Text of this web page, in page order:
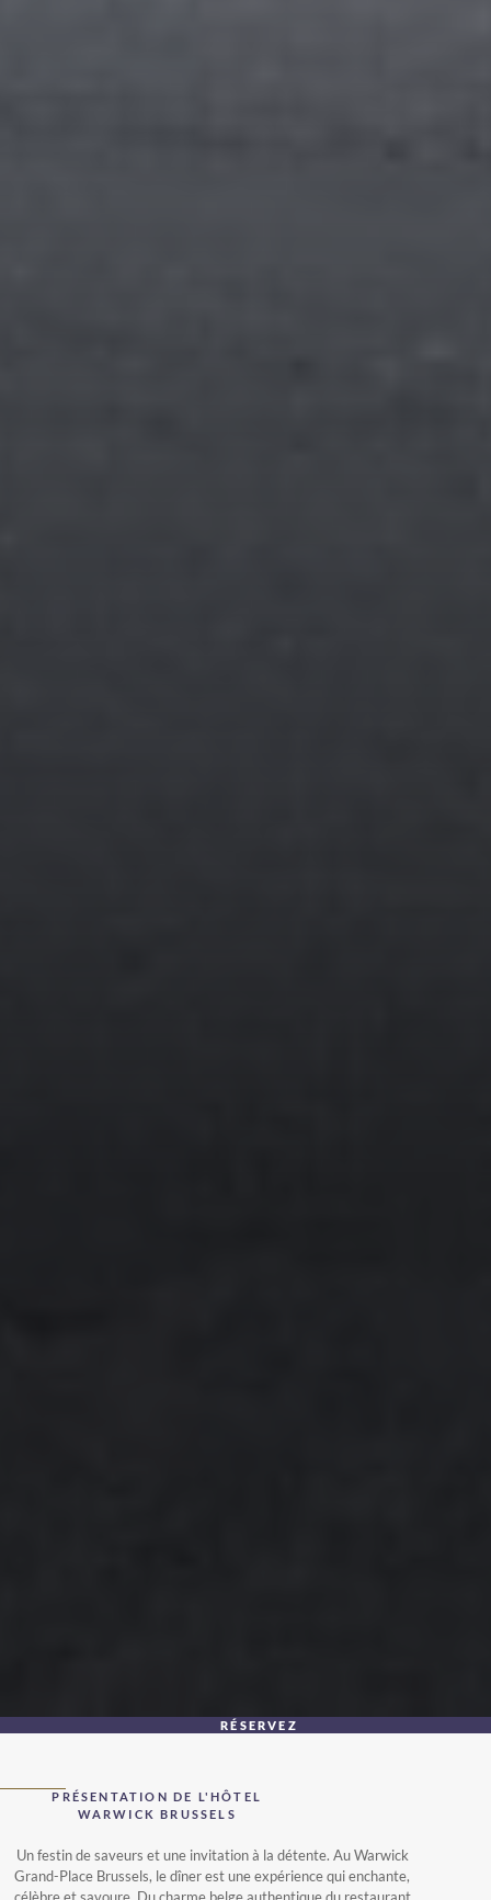
RÉSERVEZ
PRÉSENTATION DE L'HÔTEL
WARWICK BRUSSELS
Un festin de saveurs et une invitation à la détente. Au Warwick
Grand-Place Brussels, le dîner est une expérience qui enchante,